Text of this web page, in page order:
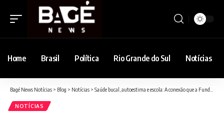
Home Brasil Política Rio Grande do Sul Notícias
Bagé News Notícias > Blog > Notícias > Saúde bucal, autoestima e escola: A conexão que a Fundação Gentil Afonso Duraes faz e que outros ignoram
NOTÍCIAS